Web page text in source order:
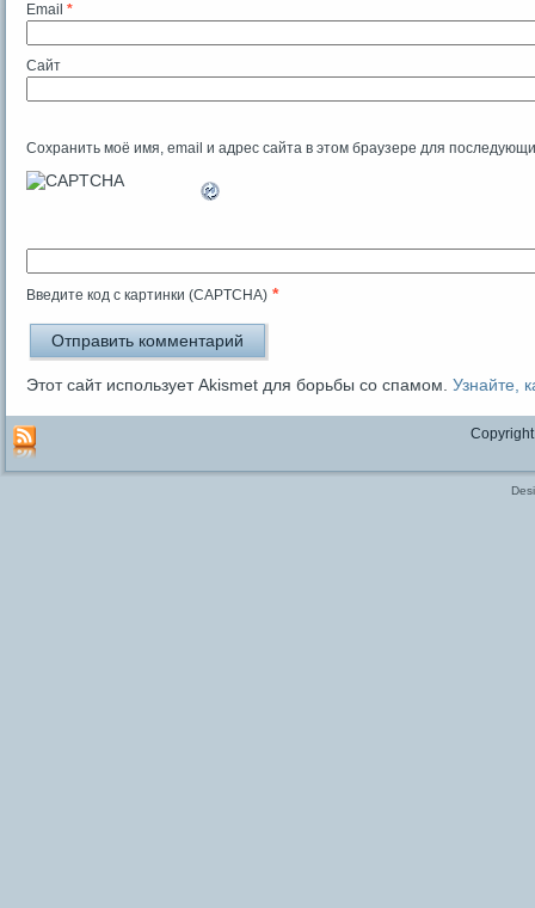
Email *
Сайт
Сохранить моё имя, email и адрес сайта в этом браузере для
Введите код с картинки (CAPTCHA) *
Этот сайт использует Akismet для борьбы со спамом. Узнайте,